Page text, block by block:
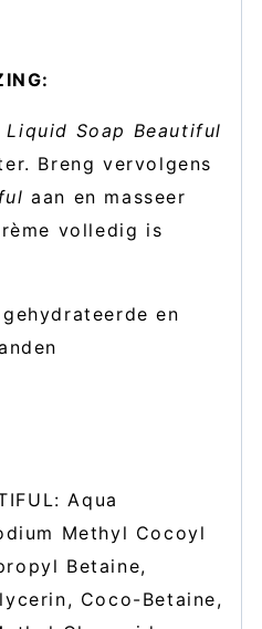
Liquid Soap Beautiful
Breng vervolgens
aan en masseer
volledig is
en
Aqua
Methyl Cocoyl
Betaine,
Coco-Betaine,